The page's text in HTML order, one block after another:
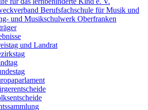
Berufsfachschule für Musik und
und Musikschulwerk Oberfranken
und Landrat